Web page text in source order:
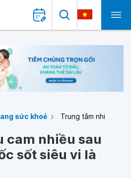
sức khoẻ Trung tâm nhi
cam nhiều sau
sốt siêu vi là